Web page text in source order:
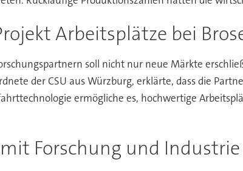
Arbeitsplätze bei
soll nicht nur neue Märkte
der CSU aus Würzburg, erklärte, dass die
ermögliche es, hochwertige
Forschung und Industrie